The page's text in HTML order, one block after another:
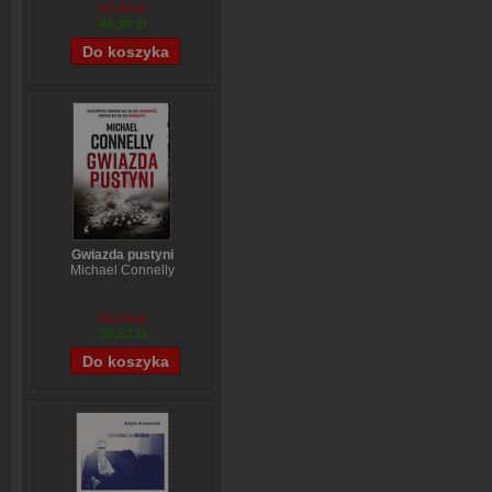
57,70 zł
46,36 zł
Gwiazda pustyni
Michael Connelly
59,74 zł
56,22 zł